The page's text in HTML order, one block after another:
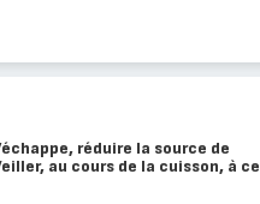
réduire la source de
au cours de la cuisson, à ce